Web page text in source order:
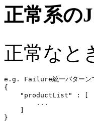
正常系の
正常なと
e.g. Failure統一パターンで
{
"productList"
: [
...